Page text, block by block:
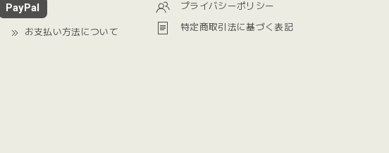
PayPal
お支払い方法について
プライバシーポリシー
特定商取引法に基づく表記